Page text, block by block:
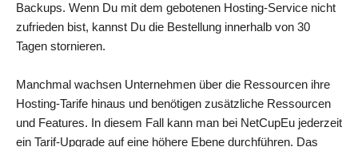
Backups. Wenn Du mit dem gebotenen Hosting-Service nicht
zufrieden bist, kannst Du die Bestellung innerhalb von 30
Tagen stornieren.
Manchmal wachsen Unternehmen über die Ressourcen ihre
Hosting-Tarife hinaus und benötigen zusätzliche Ressourcen
und Features. In diesem Fall kann man bei NetCupEu jederzeit
ein Tarif-Upgrade auf eine höhere Ebene durchführen. Das